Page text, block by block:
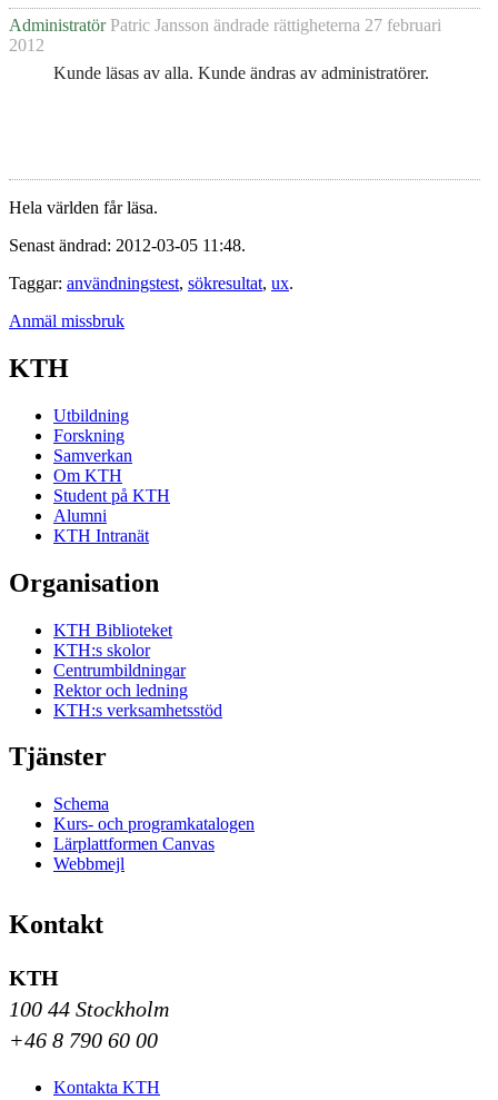
Administratör Patric Jansson ändrade rättigheterna 27 februari
2012
Kunde läsas av alla. Kunde ändras av administratörer.
Hela världen får läsa.
Senast ändrad: 2012-03-05 11:48.
Taggar: användningstest, sökresultat, ux.
Anmäl missbruk
KTH
Utbildning
Forskning
Samverkan
Om KTH
Student på KTH
Alumni
KTH Intranät
Organisation
KTH Biblioteket
KTH:s skolor
Centrumbildningar
Rektor och ledning
KTH:s verksamhetsstöd
Tjänster
Schema
Kurs- och programkatalogen
Lärplattformen Canvas
Webbmejl
Kontakt
KTH
100 44 Stockholm
+46 8 790 60 00
Kontakta KTH